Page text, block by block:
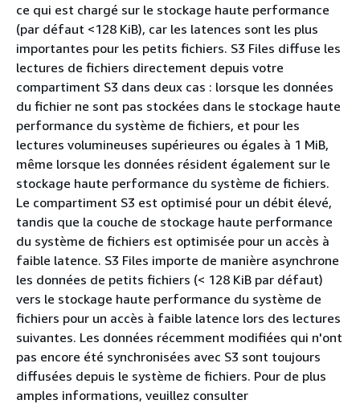
ce qui est chargé sur le stockage haute performance
(par défaut <128 KiB), car les latences sont les plus
importantes pour les petits fichiers. S3 Files diffuse les
lectures de fichiers directement depuis votre
compartiment S3 dans deux cas : lorsque les données
du fichier ne sont pas stockées dans le stockage haute
performance du système de fichiers, et pour les
lectures volumineuses supérieures ou égales à 1 MiB,
même lorsque les données résident également sur le
stockage haute performance du système de fichiers.
Le compartiment S3 est optimisé pour un débit élevé,
tandis que la couche de stockage haute performance
du système de fichiers est optimisée pour un accès à
faible latence. S3 Files importe de manière asynchrone
les données de petits fichiers (< 128 KiB par défaut)
vers le stockage haute performance du système de
fichiers pour un accès à faible latence lors des lectures
suivantes. Les données récemment modifiées qui n'ont
pas encore été synchronisées avec S3 sont toujours
diffusées depuis le système de fichiers. Pour de plus
amples informations, veuillez consulter